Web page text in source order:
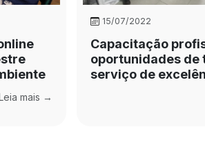
mais →
15/07/2022
Capacitação
oportunidades de
serviço de